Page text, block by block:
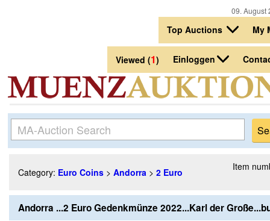
09.
Top Auctions My
Viewed (1) Einloggen
Category: Euro Coins > Andorra > 2 Euro Item
Andorra ...2 Euro Gedenkmünze 2022...Karl der